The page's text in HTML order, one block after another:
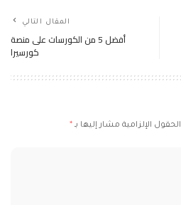
المقال التالي
أفضل 5 من الكورسات على منصة
كورسيرا
الحقول الإلزامية مشار إليها بـ *